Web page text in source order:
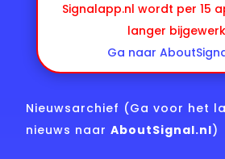
Signalapp.nl wordt per 15
langer
Ga naar
Nieuwsarchief (Ga voor het
nieuws naarAboutSignal.nl)